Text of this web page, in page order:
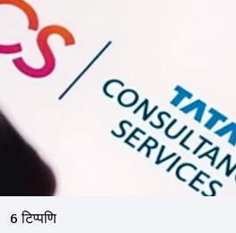
6 टिप्पणि